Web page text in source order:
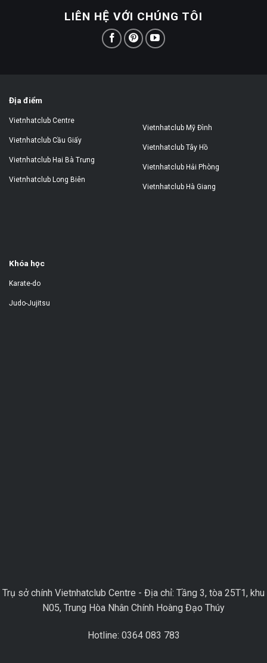
LIÊN HỆ VỚI CHÚNG TÔI
Địa điểm
Vietnhatclub Centre
Vietnhatclub Cầu Giấy
Vietnhatclub Hai Bà Trưng
Vietnhatclub Long Biên
Vietnhatclub Mỹ Đình
Vietnhatclub Tây Hồ
Vietnhatclub Hải Phòng
Vietnhatclub Hà Giang
Khóa học
Karate-do
Judo-Jujitsu
Trụ sở chính Vietnhatclub Centre - Địa chỉ: Tầng 3, tòa 25T1, khu
N05, Trung Hòa Nhân Chính Hoàng Đạo Thúy
Hotline: 0364 083 783